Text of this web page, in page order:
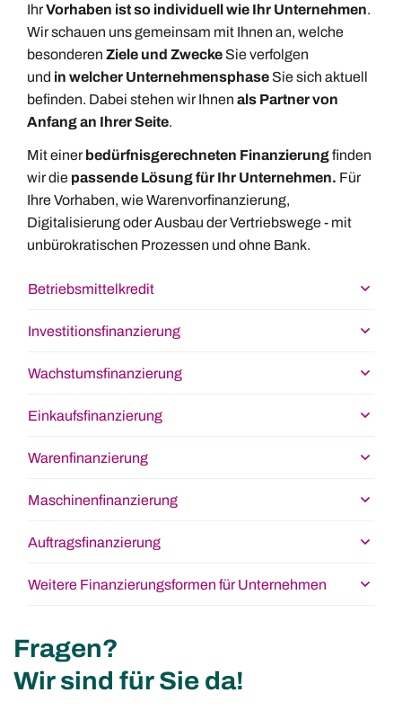
IhrVorhaben ist so individuell wie Ihr Unternehmen.
Wir schauen uns gemeinsam mit Ihnen an, welche
besonderen Ziele und Zwecke Sie verfolgen
und in welcher Unternehmensphase Sie sich aktuell
befinden. Dabei stehen wir Ihnen als Partner von
Anfang an Ihrer Seite.
Mit einerbedürfnisgerechneten Finanzierungfinden
wir die passende Lösung für Ihr Unternehmen. Für
Ihre Vorhaben, wie Warenvorfinanzierung,
Digitalisierung oder Ausbau der Vertriebswege - mit
unbürokratischen Prozessen und ohne Bank.
Betriebsmittelkredit
Investitionsfinanzierung
Wachstumsfinanzierung
Einkaufsfinanzierung
Warenfinanzierung
Maschinenfinanzierung
Auftragsfinanzierung
Weitere Finanzierungsformen für Unternehmen
Fragen?
Wir sind für Sie da!